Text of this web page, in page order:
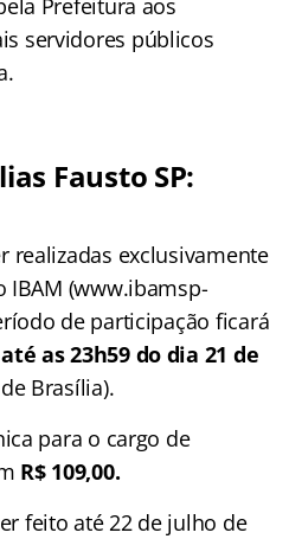
Prefeitura aos
servidores públicos
Fausto SP:
realizadas exclusivamente
IBAM (www.ibamsp-
de participação ficará
as 23h59 do dia 21 de
Brasília).
para o cargo de
R$ 109,00.
feito até 22 de julho de